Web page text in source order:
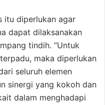
itu diperlukan agar
dapat dilaksanakan
tindih. “Untuk
maka diperlukan
seluruh elemen
sinergi yang kokoh dan
dalam menghadapi